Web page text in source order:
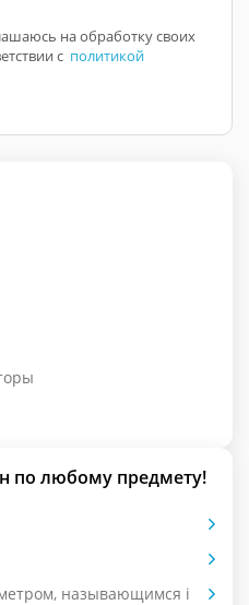
на обработку своих
с политикой
по любому предмету!
называющимся i